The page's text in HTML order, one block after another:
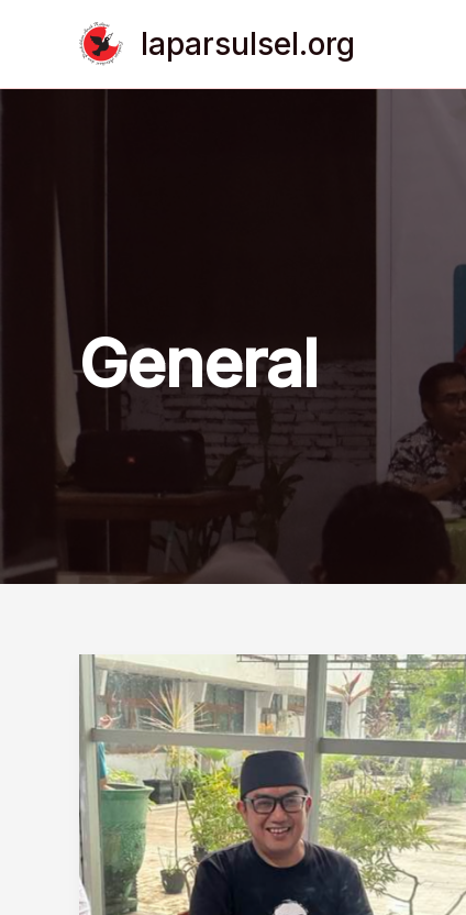
laparsulsel.org
General